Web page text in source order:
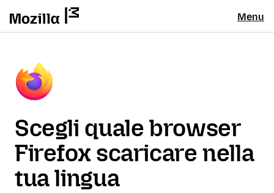
Menu
Scegli quale browser
Firefox scaricare nella
tua lingua